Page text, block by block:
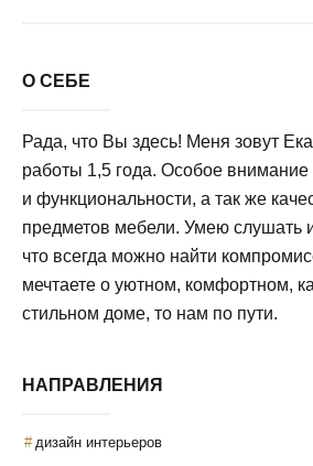
О СЕБЕ
Рада, что Вы здесь! Меня зовут
работы 1,5 года. Особое внимание
и функциональности, а так же
предметов мебели. Умею слушать
что всегда можно найти
мечтаете о уютном, комфортном,
стильном доме, то нам по пути.
НАПРАВЛЕНИЯ
дизайн интерьеров